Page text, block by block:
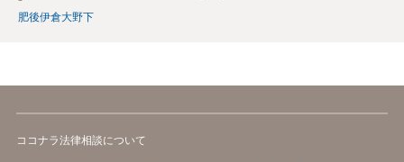
肥後伊倉大野下
ココナラ法律相談について